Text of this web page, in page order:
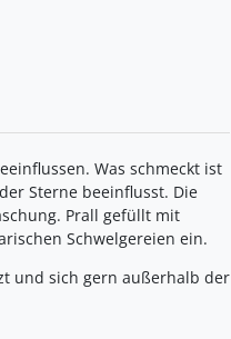
Was schmeckt ist
Sterne beeinflusst. Die
Prall gefüllt mit
Schwelgereien ein.
und sich gern außerhalb der